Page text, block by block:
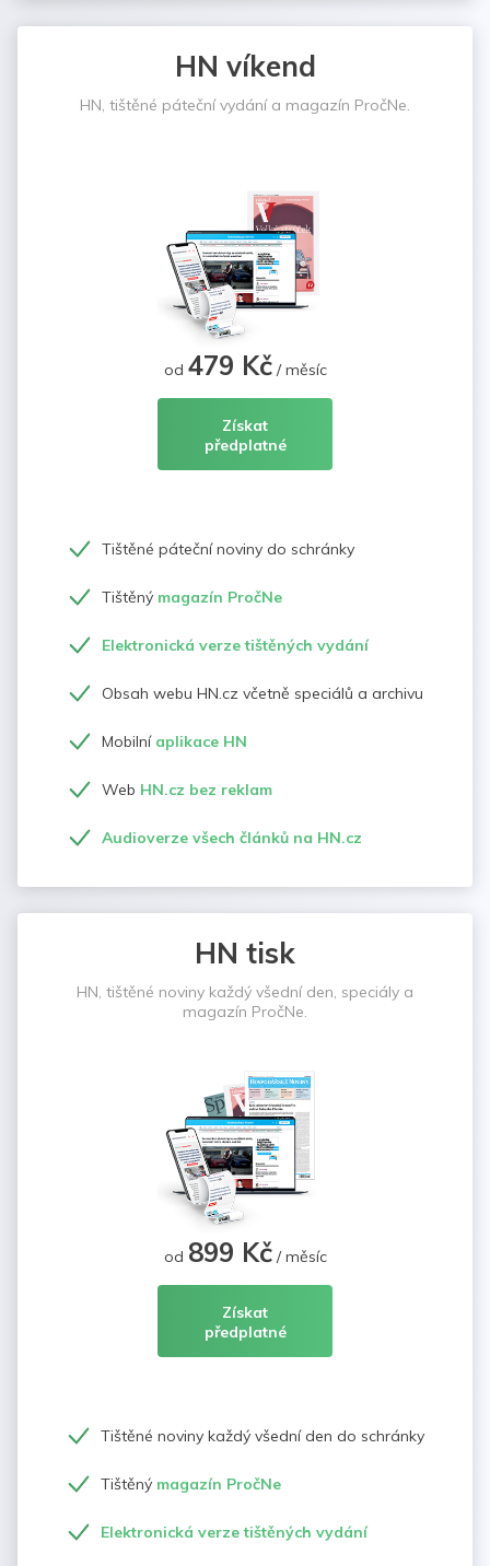
HN víkend
HN, tištěné páteční vydání a magazín PročNe.
od 479 Kč/ měsíc
Získat
předplatné
Tištěné páteční noviny do schránky
Tištěný magazín PročNe
Elektronická verze tištěných vydání
Obsah webu HN.cz včetně speciálů a archivu
Mobilní aplikace HN
Web HN.cz bez reklam
Audioverze všech článků na HN.cz
HN tisk
HN, tištěné noviny každý všední den, speciály a
magazín PročNe.
od 899 Kč/ měsíc
Získat
předplatné
Tištěné noviny každý všední den do schránky
Tištěný magazín PročNe
Elektronická verze tištěných vydání